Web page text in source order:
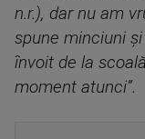
n.r.), dar nu am
spune minciuni
învoit de la
moment atunci”.